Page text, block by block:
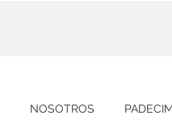
NOSOTROS